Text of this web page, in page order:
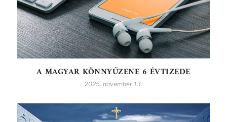
A MAGYAR KÖNNYŰZENE 6 ÉVTIZEDE
2025. november 13.